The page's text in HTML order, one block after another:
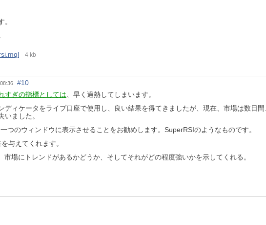
。
4 kb
#10
すぎの指標としては 、早く過熱してしまいます。
ディケータをライブ口座で使用し、良い結果を得てきましたが、現在、市場は数日
いました。
つのウィンドウに表示させることをお勧めします。SuperRSIのようなものです。
与えてくれます。
市場にトレンドがあるかどうか、そしてそれがどの程度強いかを示してくれる。